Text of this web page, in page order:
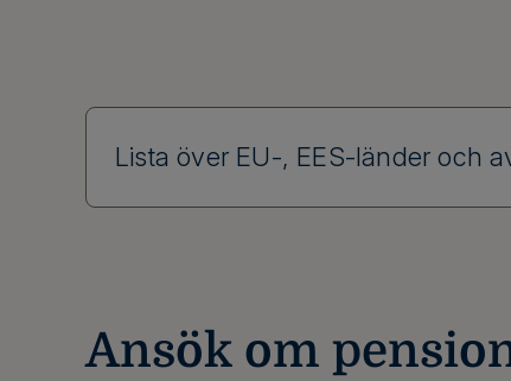
Lista över EU-, EES-länder och
Ansök om